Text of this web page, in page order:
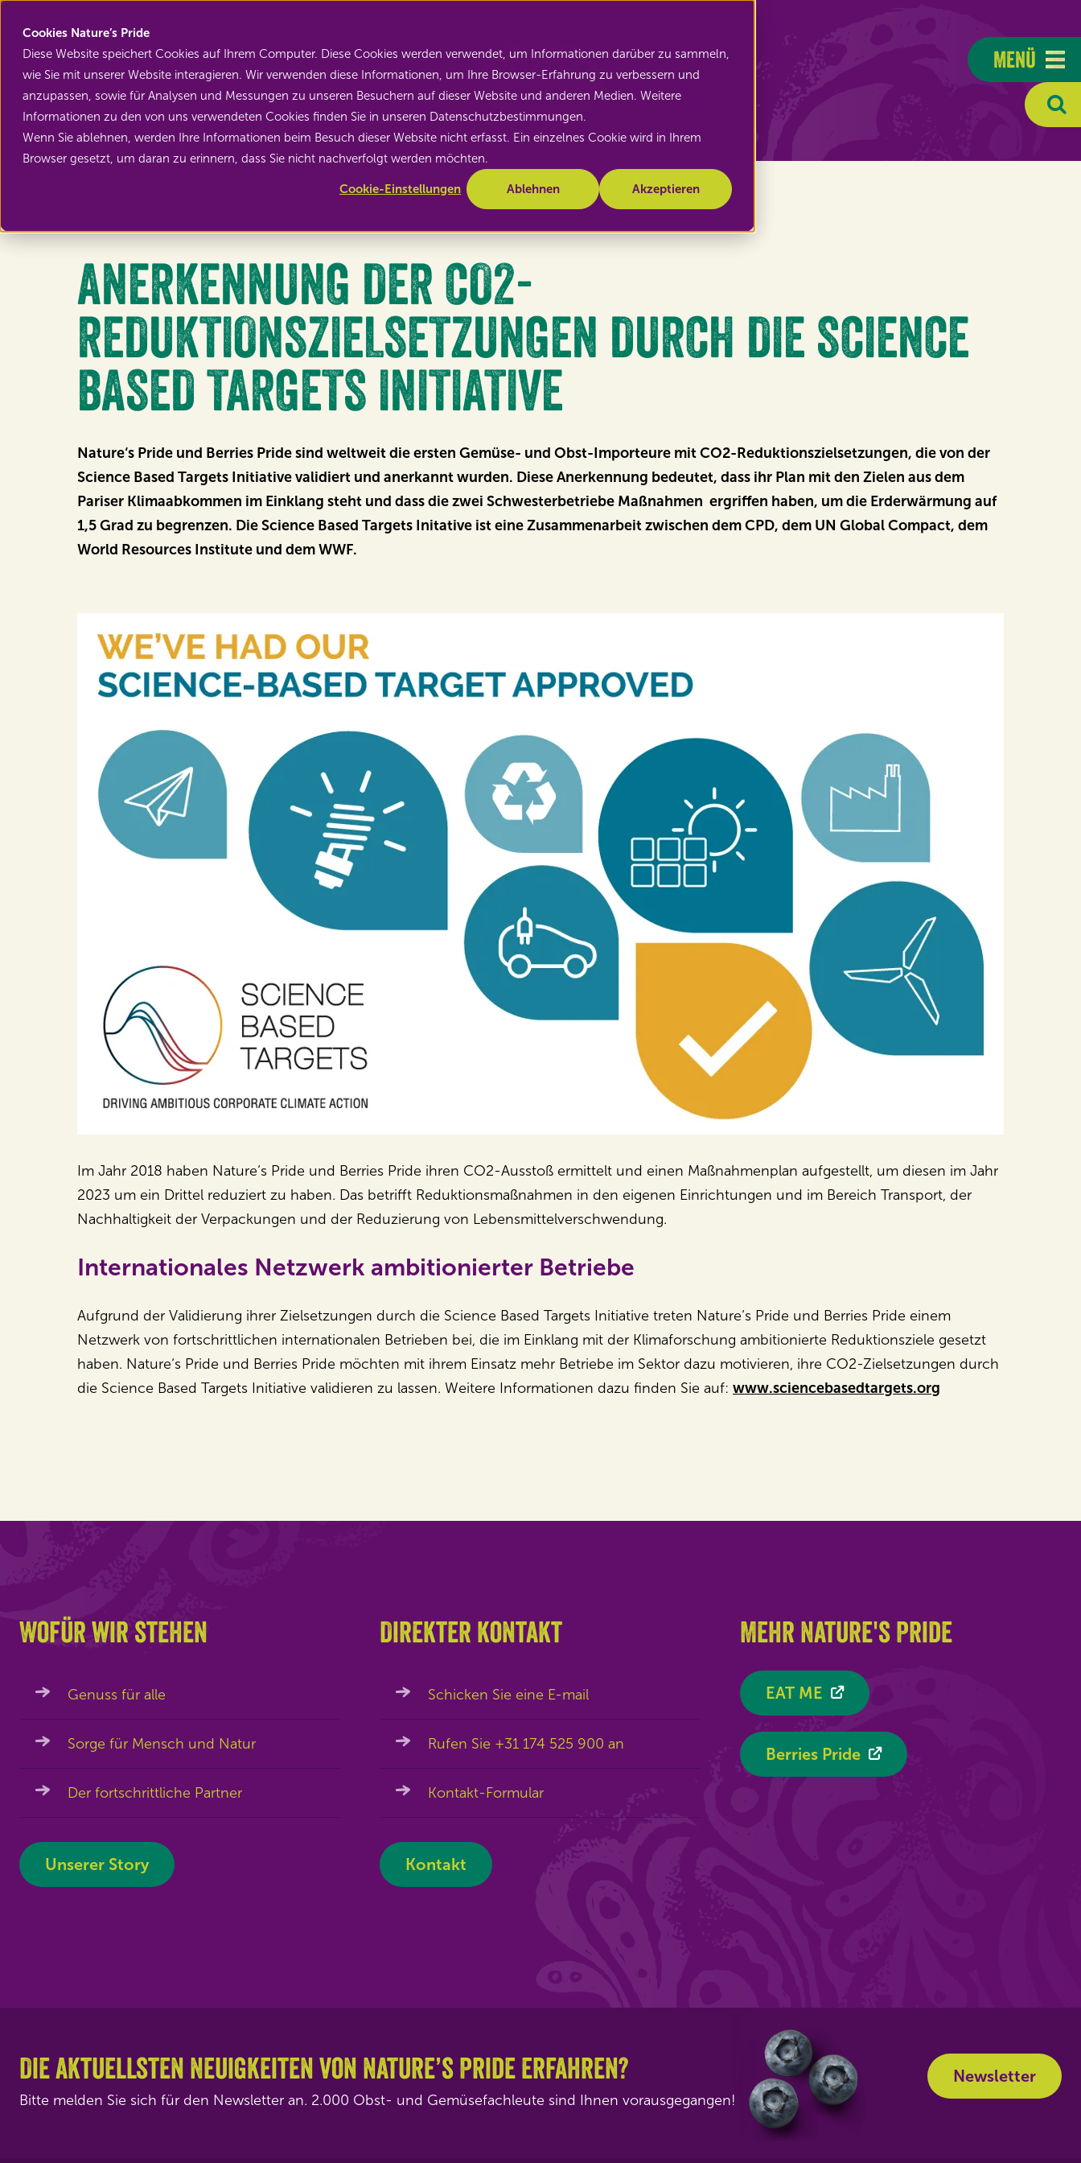
Cookies Nature’s Pride
Diese Website speichert Cookies auf Ihrem Computer. Diese Cookies werden verwendet, um Informationen darüber zu sammeln,
wie Sie mit unserer Website interagieren. Wir verwenden diese Informationen, um Ihre Browser-Erfahrung zu verbessern und
anzupassen, sowie für Analysen und Messungen zu unseren Besuchern auf dieser Website und anderen Medien. Weitere
Informationen zu den von uns verwendeten Cookies finden Sie in unseren Datenschutzbestimmungen.
Wenn Sie ablehnen, werden Ihre Informationen beim Besuch dieser Website nicht erfasst. Ein einzelnes Cookie wird in Ihrem
Browser gesetzt, um daran zu erinnern, dass Sie nicht nachverfolgt werden möchten.
Cookie-Einstellungen Akzeptieren
Ablehnen
Menü
Zurück zu Nachrichten
ANERKENNUNG DER CO2-
REDUKTIONSZIELSETZUNGEN DURCH DIE SCIENCE
BASED TARGETS INITIATIVE
Nature‘s Pride und Berries Pride sind weltweit die ersten Gemüse- und Obst-Importeure mit CO2-Reduktionszielsetzungen, die von der
Science Based Targets Initiative validiert und anerkannt wurden. Diese Anerkennung bedeutet, dass ihr Plan mit den Zielen aus dem
Pariser Klimaabkommen im Einklang steht und dass die zwei Schwesterbetriebe Maßnahmen ergriffen haben, um die Erderwärmung auf
1,5 Grad zu begrenzen. Die Science Based Targets Initative ist eine Zusammenarbeit zwischen dem CPD, dem UN Global Compact, dem
World Resources Institute und dem WWF.
Im Jahr 2018 haben Nature‘s Pride und Berries Pride ihren CO2-Ausstoß ermittelt und einen Maßnahmenplan aufgestellt, um diesen im Jahr
2023 um ein Drittel reduziert zu haben. Das betrifft Reduktionsmaßnahmen in den eigenen Einrichtungen und im Bereich Transport, der
Nachhaltigkeit der Verpackungen und der Reduzierung von Lebensmittelverschwendung.
Internationales Netzwerk ambitionierter Betriebe
Aufgrund der Validierung ihrer Zielsetzungen durch die Science Based Targets Initiative treten Nature‘s Pride und Berries Pride einem
Netzwerk von fortschrittlichen internationalen Betrieben bei, die im Einklang mit der Klimaforschung ambitionierte Reduktionsziele gesetzt
haben. Nature‘s Pride und Berries Pride möchten mit ihrem Einsatz mehr Betriebe im Sektor dazu motivieren, ihre CO2-Zielsetzungen durch
die Science Based Targets Initiative validieren zu lassen. Weitere Informationen dazu finden Sie auf: www.sciencebasedtargets.org
Wofür wir stehen
Genuss für alle
Sorge für Mensch und Natur
Der fortschrittliche Partner
Unserer Story
Direkter kontakt
Schicken Sie eine E-mail
Rufen Sie +31 174 525 900 an
Kontakt-Formular
Kontakt
Mehr Nature's Pride
EAT ME
Berries Pride
Die aktuellsten Neuigkeiten von Nature’s Pride erfahren?
Bitte melden Sie sich für den Newsletter an. 2.000 Obst- und Gemüsefachleute sind Ihnen vorausgegangen!
Newsletter